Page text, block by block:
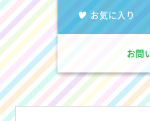
お気に入り
お問